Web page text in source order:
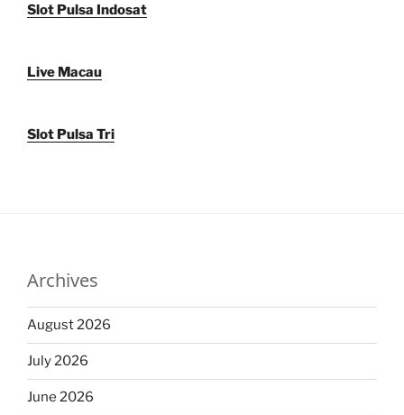
Slot Pulsa Indosat
Live Macau
Slot Pulsa Tri
Archives
August 2026
July 2026
June 2026